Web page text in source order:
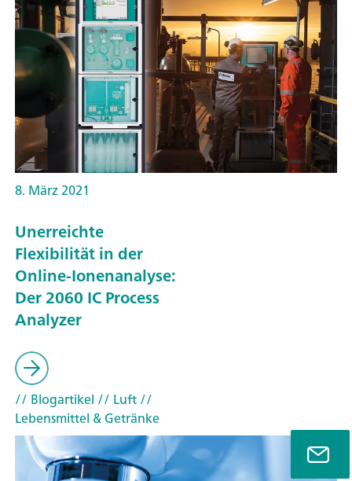
8. März 2021
Unerreichte
Flexibilität in der
Online-Ionenanalyse:
Der 2060 IC Process
Analyzer
// Blogartikel // Luft//
Lebensmittel & Getränke